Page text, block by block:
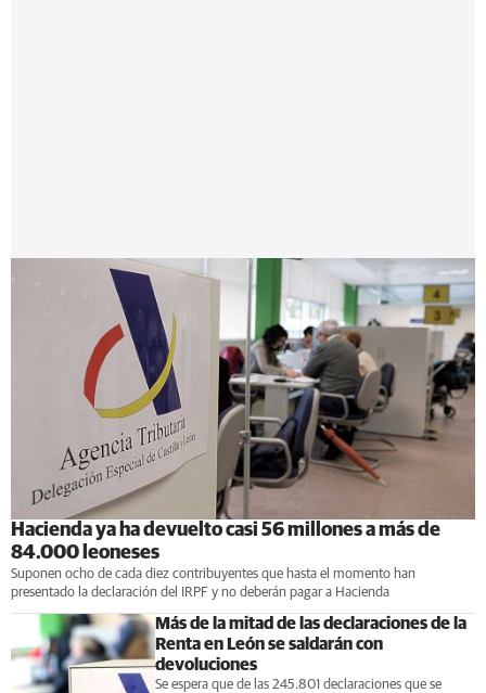
Hacienda ya ha devuelto casi 56 millones a más de
84.000 leoneses
Suponen ocho de cada diez contribuyentes que hasta el momento han
presentado la declaración del IRPF y no deberán pagar a Hacienda
Más de la mitad de las declaraciones de la
Renta en León se saldarán con
devoluciones
Se espera que de las 245.801 declaraciones que se